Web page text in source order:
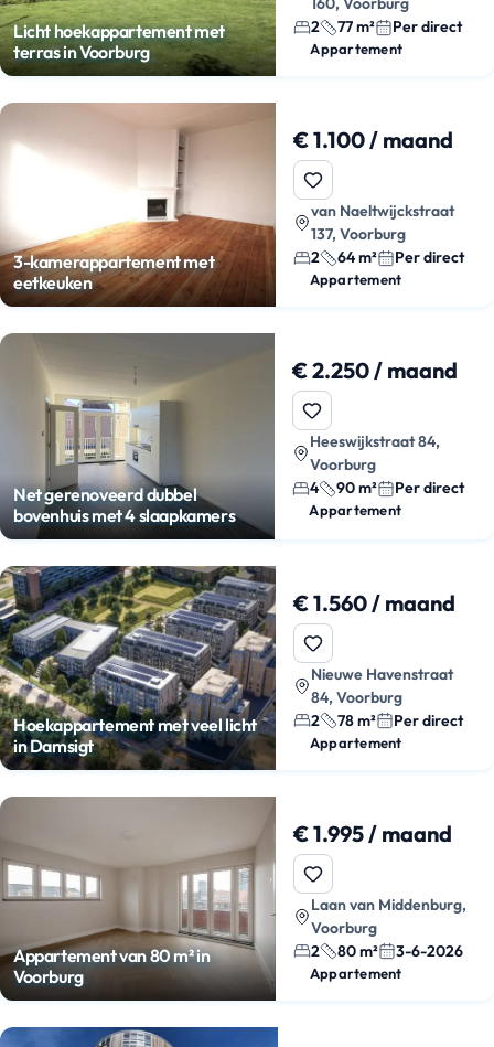
Licht hoekappartement met
terras in Voorburg
2
77 m² Per direct
Appartement
3-kamerappartement met
eetkeuken
€ 1.100 / maand
van Naeltwijckstraat
137, Voorburg
2
64 m² Per direct
Appartement
Net gerenoveerd dubbel
bovenhuis met 4 slaapkamers
€ 2.250 / maand
Heeswijkstraat 84,
Voorburg
4
90 m² Per direct
Appartement
Hoekappartement met veel licht
in Damsigt
€ 1.560 / maand
Nieuwe Havenstraat
84, Voorburg
2
78 m² Per direct
Appartement
Appartement van 80 m² in
Voorburg
€ 1.995 / maand
Laan van Middenburg,
Voorburg
2
80 m² 3-6-2026
Appartement